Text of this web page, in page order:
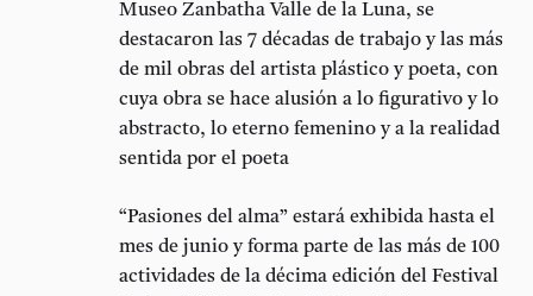
Museo Zanbatha Valle de la Luna, se
destacaron las 7 décadas de trabajo y las más
de mil obras del artista plástico y poeta, con
cuya obra se hace alusión a lo figurativo y lo
abstracto, lo eterno femenino y a la realidad
sentida por el poeta
“Pasiones del alma” estará exhibida hasta el
mes de junio y forma parte de las más de 100
actividades de la décima edición del Festival